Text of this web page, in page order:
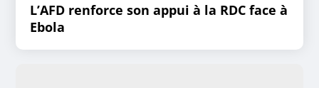
L’AFD renforce son appui à la RDC face à
Ebola